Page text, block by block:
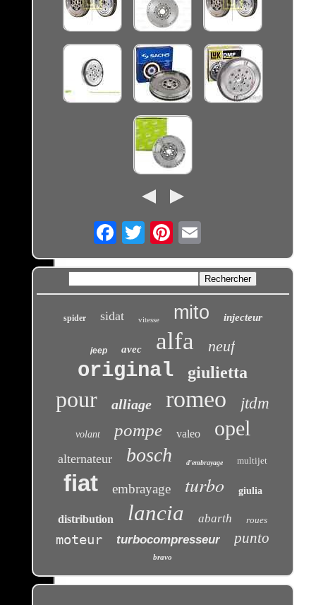
Email
spider sidat vitesse mito injecteur
jeep avec alfa neuf
original giulietta
pour alliage romeo jtdm
volant pompe valeo opel
alternateur bosch d'embrayage multijet
fiat embrayage turbo giulia
distribution lancia abarth roues
moteur turbocompresseur punto
bravo